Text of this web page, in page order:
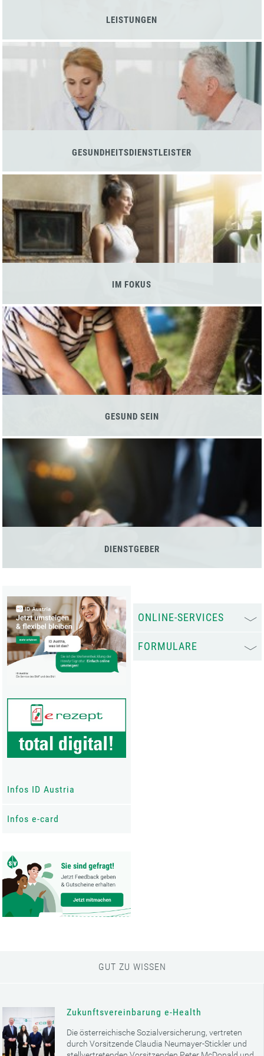
LEISTUNGEN
GESUNDHEITSDIENSTLEISTER
IM FOKUS
GESUND SEIN
DIENSTGEBER
Infos ID Austria
Infos e-card
ONLINE-SERVICES
FORMULARE
GUT ZU WISSEN
Zukunftsvereinbarung e-Health
Die österreichische Sozialversicherung, vertreten
durch Vorsitzende Claudia Neumayer-Stickler und